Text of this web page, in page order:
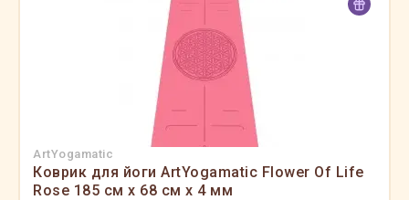
ArtYogamatic
Коврик для йоги ArtYogamatic Flower Of Life
Rose 185 см x 68 см x 4 мм